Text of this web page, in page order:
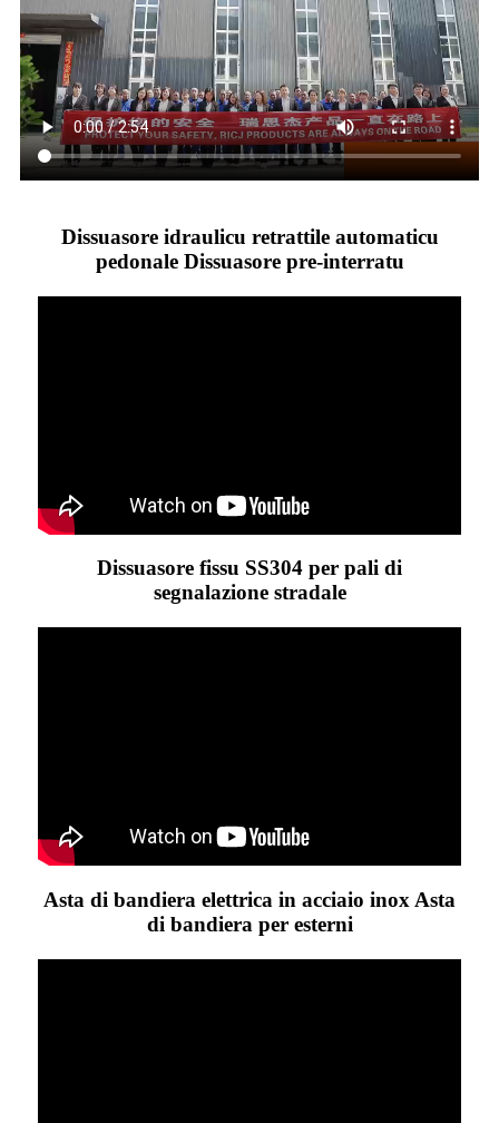
Dissuasore idraulicu retrattile automaticu
pedonale Dissuasore pre-interratu
Dissuasore fissu SS304 per pali di
segnalazione stradale
Asta di bandiera elettrica in acciaio inox Asta
di bandiera per esterni